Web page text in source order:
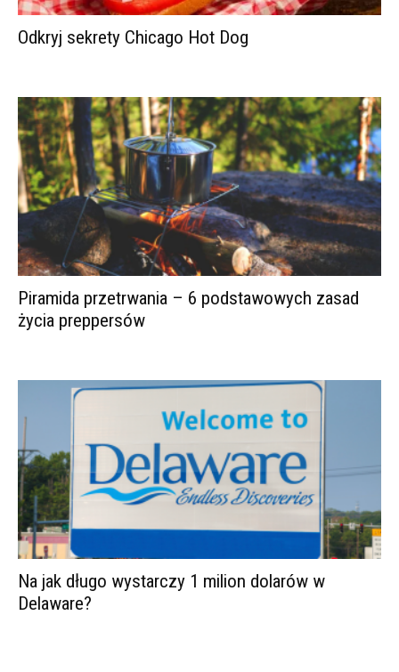
Odkryj sekrety Chicago Hot Dog
Piramida przetrwania – 6 podstawowych zasad
życia preppersów
Na jak długo wystarczy 1 milion dolarów w
Delaware?